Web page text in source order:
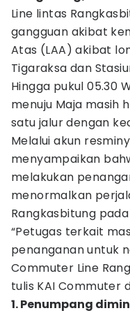
Line lintas
gangguan akibat
Atas (LAA) akibat
Tigaraksa dan
Hingga pukul 05.30
menuju Maja masih
satu jalur dengan
Melalui akun
menyampaikan
melakukan
menormalkan
Rangkasbitung
“Petugas terkait
penanganan untuk
Commuter Line
tulis KAI Commuter
1. Penumpang